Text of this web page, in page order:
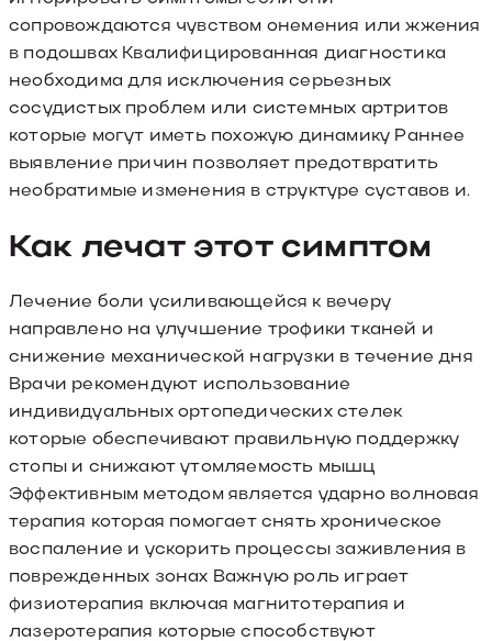
сопровождаются чувством онемения или жжения
в подошвах Квалифицированная диагностика
необходима для исключения серьезных
сосудистых проблем или системных артритов
которые могут иметь похожую динамику Раннее
выявление причин позволяет предотвратить
необратимые изменения в структуре суставов и.
Как лечат этот симптом
Лечение боли усиливающейся к вечеру
направлено на улучшение трофики тканей и
снижение механической нагрузки в течение дня
Врачи рекомендуют использование
индивидуальных ортопедических стелек
которые обеспечивают правильную поддержку
стопы и снижают утомляемость мышц
Эффективным методом является ударно волновая
терапия которая помогает снять хроническое
воспаление и ускорить процессы заживления в
поврежденных зонах Важную роль играет
физиотерапия включая магнитотерапия и
лазеротерапия которые способствуют